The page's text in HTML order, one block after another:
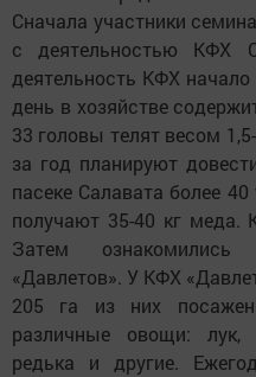
Сначала участники
с деятельностью КФХ
деятельность КФХ
день в хозяйстве
33 головы телят весом
за год планируют
пасеке Салавата более
получают 35-40 кг меда.
Затем
«Давлетов». У КФХ
205 га из них
различные овощи: лук,
редька и другие.